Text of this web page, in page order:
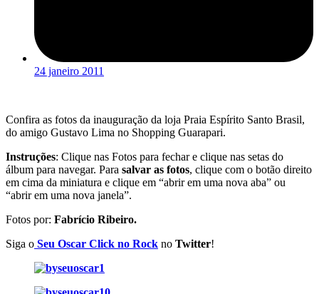
24 janeiro 2011
Confira as fotos da inauguração da loja Praia Espírito Santo Brasil,
do amigo Gustavo Lima no Shopping Guarapari.
Instruções: Clique nas Fotos para fechar e clique nas setas do
álbum para navegar. Para salvar as fotos, clique com o botão direito
em cima da miniatura e clique em “abrir em uma nova aba” ou
“abrir em uma nova janela”.
Fotos por: Fabrício Ribeiro.
Siga o Seu Oscar Click no Rock no Twitter!